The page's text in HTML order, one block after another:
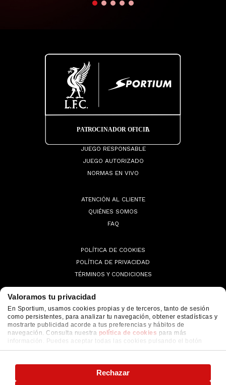
Valoramos tu privacidad
En Sportium, usamos cookies propias y de terceros, tanto de sesión
como persistentes, para analizar tu navegación, obtener estadísticas y
mostrarte publicidad acorde a tus preferencias y hábitos de
navegación. Consulta nuestra política de cookies para más
información. Puedes aceptar todas las cookies pulsando el botón
"ACEPTAR" o configurarlas o rechazar su uso pulsando el botón
Rechazar
JUEGO RESPONSABLE
JUEGO AUTORIZADO
NORMAS EN VIVO
ATENCIÓN AL CLIENTE
QUIÉNES SOMOS
FAQ
POLÍTICA DE COOKIES
POLÍTICA DE PRIVACIDAD
TÉRMINOS Y CONDICIONES
© 2026 Sportium. All Rights Reserved.